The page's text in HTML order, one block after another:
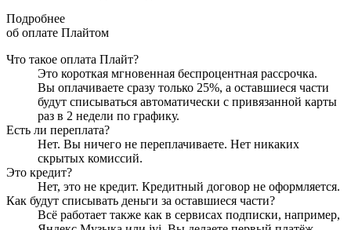
Подробнее
об оплате Плайтом
Что такое оплата Плайт?
Это короткая мгновенная беспроцентная рассрочка.
Вы оплачиваете сразу только 25%, а оставшиеся части
будут списываться автоматически с привязанной карты
раз в 2 недели по графику.
Есть ли переплата?
Нет. Вы ничего не переплачиваете. Нет никаких
скрытых комиссий.
Это кредит?
Нет, это не кредит. Кредитный договор не оформляется.
Как будут списывать деньги за оставшиеся части?
Всё работает также как в сервисах подписки, например,